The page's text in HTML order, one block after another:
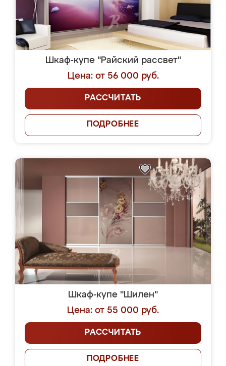
Шкаф-купе "Райский рассвет"
Цена: от 56 000 руб.
РАССЧИТАТЬ
ПОДРОБНЕЕ
Шкаф-купе "Шилен"
Цена: от 55 000 руб.
РАССЧИТАТЬ
ПОДРОБНЕЕ